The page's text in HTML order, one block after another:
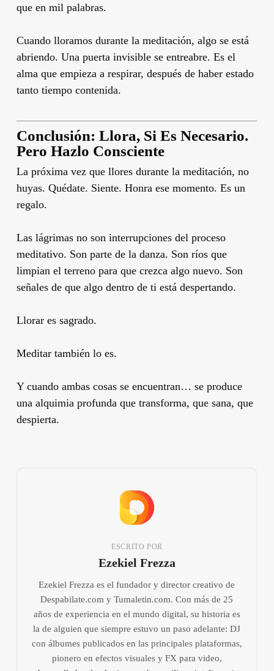
que en mil palabras.
Cuando lloramos durante la meditación, algo se está
abriendo. Una puerta invisible se entreabre. Es el
alma que empieza a respirar, después de haber estado
tanto tiempo contenida.
Conclusión: Llora, Si Es Necesario.
Pero Hazlo Consciente
La próxima vez que llores durante la meditación, no
huyas. Quédate. Siente. Honra ese momento. Es un
regalo.
Las lágrimas no son interrupciones del proceso
meditativo. Son parte de la danza. Son ríos que
limpian el terreno para que crezca algo nuevo. Son
señales de que algo dentro de ti está despertando.
Llorar es sagrado.
Meditar también lo es.
Y cuando ambas cosas se encuentran… se produce
una alquimia profunda que transforma, que sana, que
despierta.
ESCRITO POR
Ezekiel Frezza
Ezekiel Frezza es el fundador y director creativo de
Despabilate.com y Tumaletin.com. Con más de 25
años de experiencia en el mundo digital, su historia es
la de alguien que siempre estuvo un paso adelante: DJ
con álbumes publicados en las principales plataformas,
pionero en efectos visuales y FX para video,